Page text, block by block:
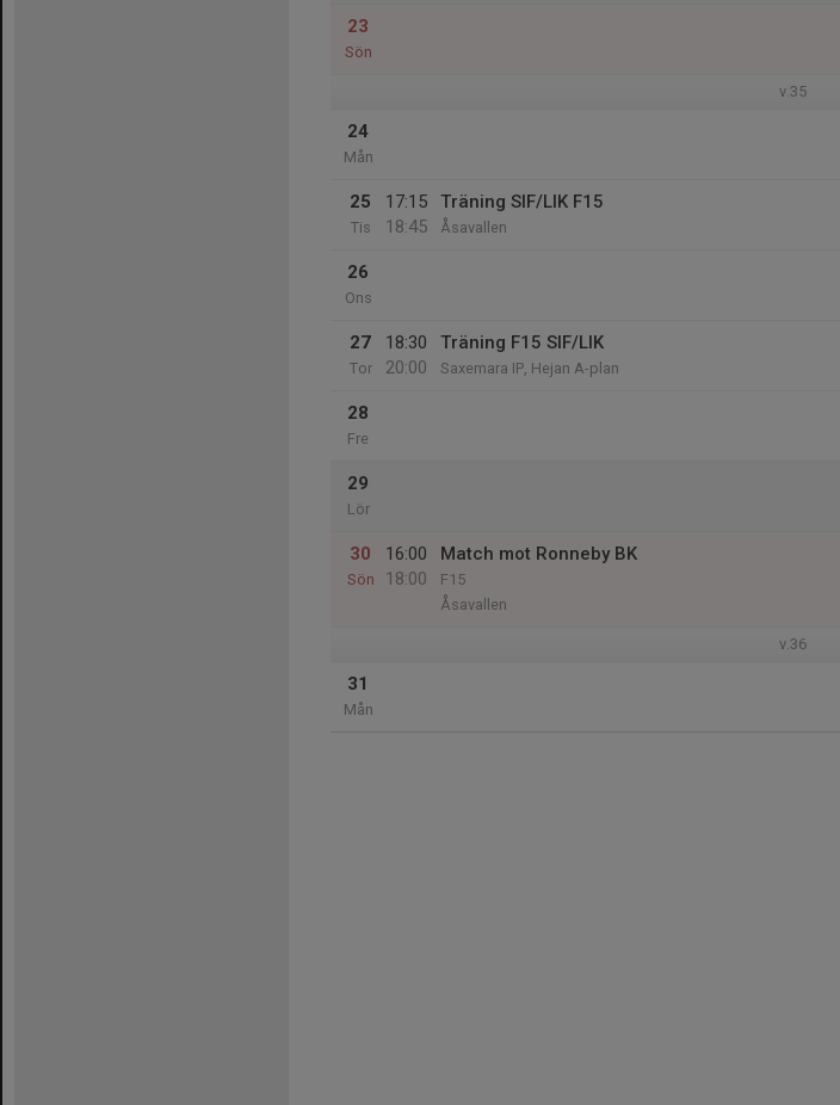
23
Sön
v.35
24
Mån
25
Tis
17:15
18:45
Träning SIF/LIK F15
Åsavallen
26
Ons
27
Tor
18:30
20:00
Träning F15 SIF/LIK
Saxemara IP, Hejan A-plan
28
Fre
29
Lör
30
Sön
16:00
18:00
Match mot Ronneby BK
F15
Åsavallen
v.36
31
Mån